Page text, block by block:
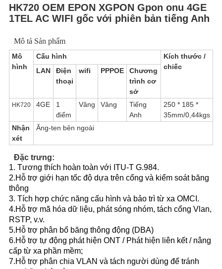
PRIVACY
POLICY
HK720 OEM EPON XGPON Gpon onu 4GE
1TEL AC WIFI gốc với phiên bản tiếng Anh
Mô tả Sản phẩm
Mô
hình
Cấu hình
Kích thước /
chiếc
LAN
Điện
thoại
wifi PPPOE
Chương
trình cơ
sở
HK720 4GE
1
điểm
Vâng Vâng
Tiếng
Anh
250 * 185 *
35mm/0,44kgs
Nhận
xét
Ăng-ten bên ngoài
Đặc trưng:
1. Tương thích hoàn toàn với ITU-T G.984.
2.Hỗ trợ giới hạn tốc độ dựa trên cổng và kiểm soát băng
thông
3. Tích hợp chức năng cấu hình và bảo trì từ xa OMCI.
4.Hỗ trợ mã hóa dữ liệu, phát sóng nhóm, tách cổng Vlan,
RSTP, v.v.
5.Hỗ trợ phân bổ băng thông động (DBA)
6.Hỗ trợ tự động phát hiện ONT / Phát hiện liên kết / nâng
cấp từ xa phần mềm;
7.Hỗ trợ phân chia VLAN và tách người dùng để tránh